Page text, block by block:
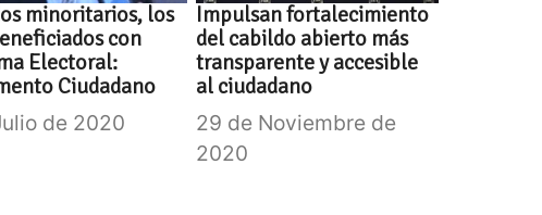
minoritarios, los
con
Electoral:
Ciudadano
de 2020
Impulsan fortalecimiento
del cabildo abierto más
transparente y accesible
al ciudadano
29 de Noviembre de
2020